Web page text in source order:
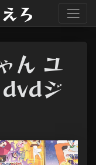
ろ
ん ユ
dvdジ